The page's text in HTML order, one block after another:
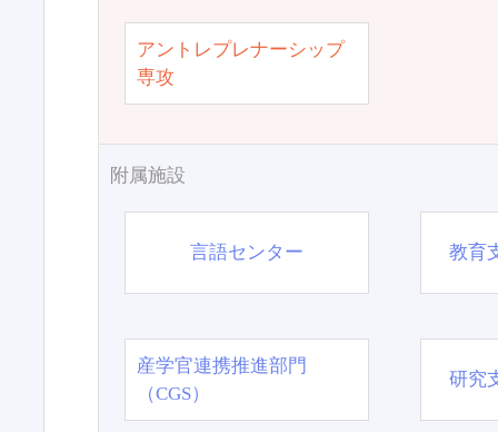
アントレプレナーシップ
専攻
附属施設
言語センター 教育
産学官連携推進部門
（CGS）
研究